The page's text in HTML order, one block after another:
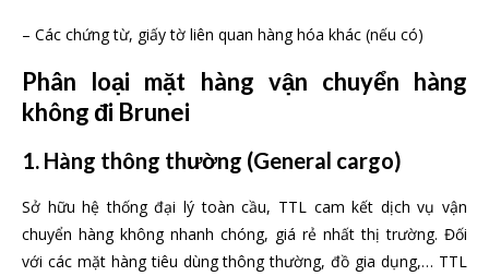
– Các chứng từ, giấy tờ liên quan hàng hóa khác (nếu có)
Phân loại mặt hàng vận chuyển hàng
không đi Brunei
1. Hàng thông thường (General cargo)
Sở hữu hệ thống đại lý toàn cầu, TTL cam kết dịch vụ vận
chuyển hàng không nhanh chóng, giá rẻ nhất thị trường. Đối
với các mặt hàng tiêu dùng thông thường, đồ gia dụng,… TTL